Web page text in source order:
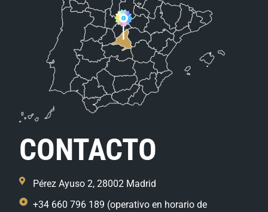
CONTACTO
Pérez Ayuso 2, 28002 Madrid
+34 660 796 189 (operativo en horario de